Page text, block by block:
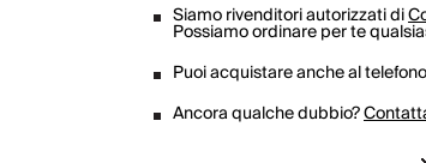
Siamo rivenditori autorizzati di
Possiamo ordinare per te
Puoi acquistare anche al
Ancora qualche dubbio?